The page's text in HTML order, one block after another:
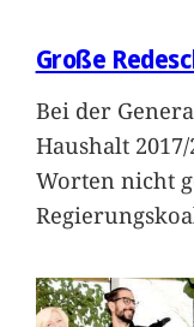
Große
Bei der
Haushalt
Worten nicht